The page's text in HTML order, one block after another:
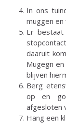
In ons
muggen en
Er
daaruit
Mugegn
blijven
Berg
op en
afgesloten
Hang een